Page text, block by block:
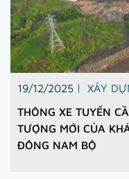
19/12/2025
XÂY
THÔNG XE TUYẾN
TƯỢNG MỚI CỦA
ĐÔNG NAM BỘ